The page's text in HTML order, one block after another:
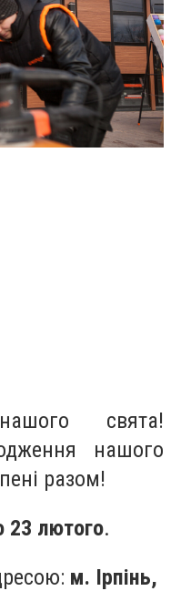
свята!
нашого
разом!
23 лютого.
м. Ірпінь,